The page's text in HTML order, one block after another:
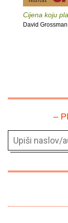
Cijena koju
David Grossman
–